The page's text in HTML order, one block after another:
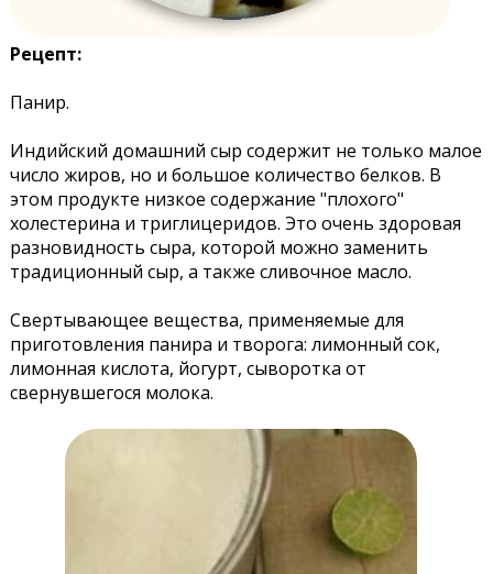
Рецепт:
Панир.
Индийский домашний сыр содержит не только малое
число жиров, но и большое количество белков. В
этом продукте низкое содержание "плохого"
холестерина и триглицеридов. Это очень здоровая
разновидность сыра, которой можно заменить
традиционный сыр, а также сливочное масло.
Свертывающее вещества, применяемые для
приготовления панира и творога: лимонный сок,
лимонная кислота, йогурт, сыворотка от
свернувшегося молока.